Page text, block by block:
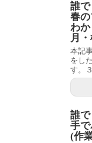
誰
春
わ
月
本記
をし
す。
誰
手
(作